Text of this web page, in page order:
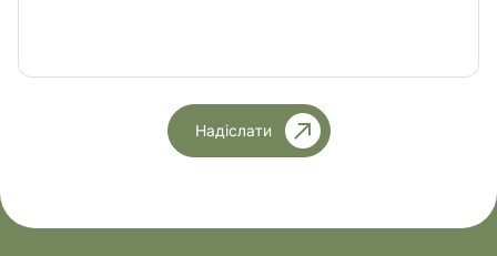
Надіслати